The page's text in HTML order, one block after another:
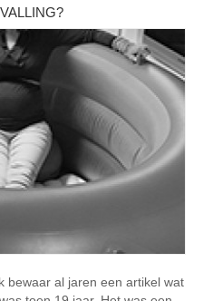
bewaar al jaren een artikel wat